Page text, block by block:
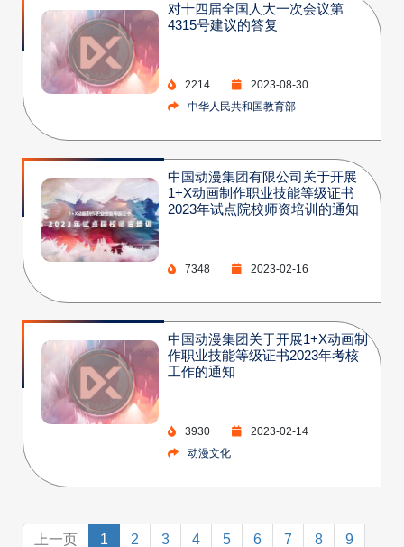
对十四届全国人大一次会议第
4315号建议的答复
2214
2023-08-30
中华人民共和国教育部
中国动漫集团有限公司关于开展
1+X动画制作职业技能等级证书
2023年试点院校师资培训的通知
7348 2023-02-16
中国动漫集团关于开展1+X动画制
作职业技能等级证书2023年考核
工作的通知
3930
2023-02-14
动漫文化
上一页 1 2 3 4 5 6 7 8 9